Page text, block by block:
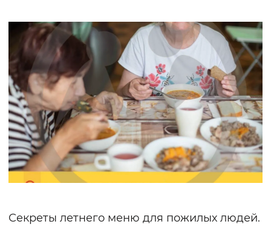
Секреты летнего меню для пожилых людей.